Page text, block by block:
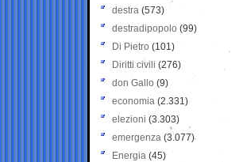
destra (573)
destradipopolo (99)
Di Pietro (101)
Diritti civili (276)
don Gallo (9)
economia (2.331)
elezioni (3.303)
emergenza (3.077)
Energia (45)